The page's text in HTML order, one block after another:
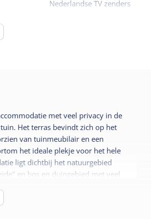
Nederlandse TV zenders
Terras
Kindermeubilair
Kinderbed
met veel privacy in de
Het terras bevindt zich op het
van tuinmeubilair en een
het ideale plekje voor het hele
ligt dichtbij het natuurgebied
en bos en duingebied met veel
is ongeveer 1 km en naar het
km.